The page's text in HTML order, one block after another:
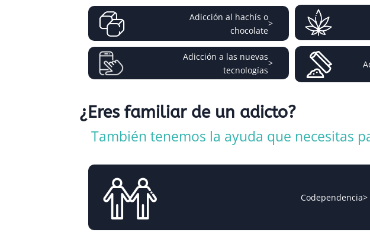
Adicción al hachís o
chocolate
>
Adicción a las nuevas
tecnologías
>
¿Eres familiar de un adicto?
También tenemos la ayuda que necesitas
Codependencia>